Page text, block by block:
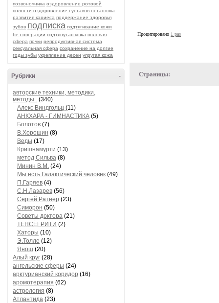
позвоночника оздоровление ротовой
полости оздоровление суставов остановка
развития кариеса поддержание здоровья
зубов подписка подтягивание кожи
без операции подтянутая кожа половая
сфера почки репродуктивная система
сексуальная сфера сохранение на долгие
годы зубы укрепление десен упругая кожа
-
Рубрики
авторские техники, методики,
методы.. (340)
Алекс Виндгольц (11)
АНКХАРА - ГИМНАСТИКА (5)
Болотов (7)
В.Хорошин (8)
Веды (17)
Кришнамурти (13)
метод Сильва (8)
Минин В.М. (24)
Мы есть Галактический человек (49)
П.Гаряев (4)
С.Н.Лазарев (56)
Сергей Ратнер (23)
Симорон (50)
Советы доктора (21)
ТЕНСЁГРИТИ (2)
Хаторы (10)
Э.Толле (12)
Янош (20)
Алый круг (28)
ангельские сферы (24)
арктурианский коридор (16)
аромотерапия (62)
астрология (8)
Атлантида (23)
Процитировано 1 раз
Страницы: